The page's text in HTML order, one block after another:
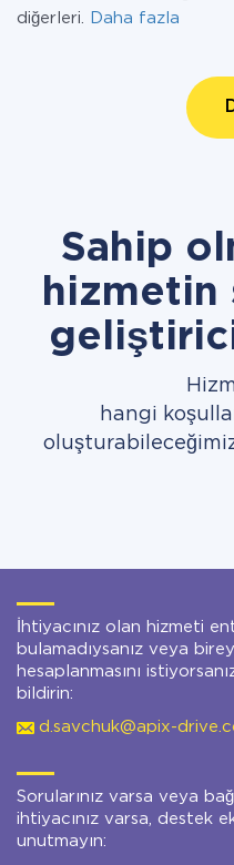
diğerleri.
Daha fazla
Sahip
hizmetin
hangi
İhtiyacınız olan hizmeti
bulamadıysanız veya
hesaplanmasını
bildirin:
d.savchuk@apix-
Sorularınız varsa veya
ihtiyacınız varsa, destek
unutmayın: